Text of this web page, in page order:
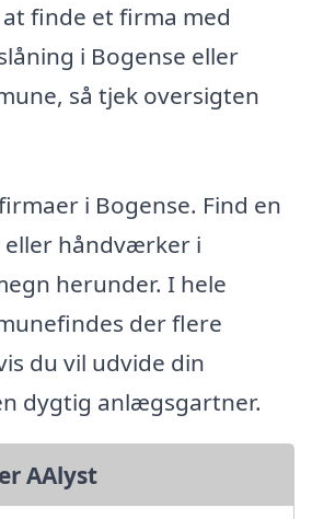
finde et firma med
i Bogense eller
så tjek oversigten
i Bogense. Find en
håndværker i
herunder. I hele
der flere
du vil udvide din
dygtig anlægsgartner.
AAlyst